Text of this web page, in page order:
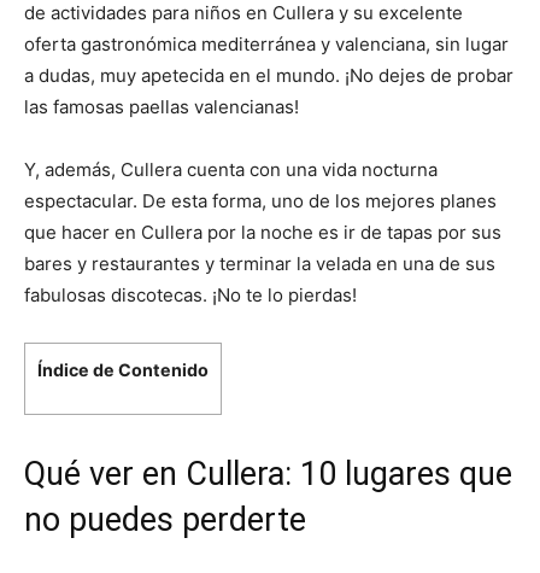
de actividades para niños en Cullera y su excelente
oferta gastronómica mediterránea y valenciana, sin lugar
a dudas, muy apetecida en el mundo. ¡No dejes de probar
las famosas paellas valencianas!
Y, además, Cullera cuenta con una vida nocturna
espectacular. De esta forma, uno de los mejores planes
que hacer en Cullera por la noche es ir de tapas por sus
bares y restaurantes y terminar la velada en una de sus
fabulosas discotecas. ¡No te lo pierdas!
Índice de Contenido
Qué ver en Cullera: 10 lugares que
no puedes perderte